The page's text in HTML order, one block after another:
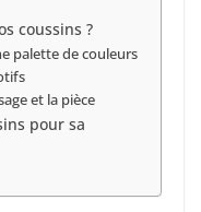
coussins ?
palette de couleurs
et la pièce
pour sa